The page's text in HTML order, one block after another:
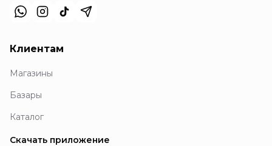
Клиентам
Магазины
Базары
Каталог
Скачать приложение